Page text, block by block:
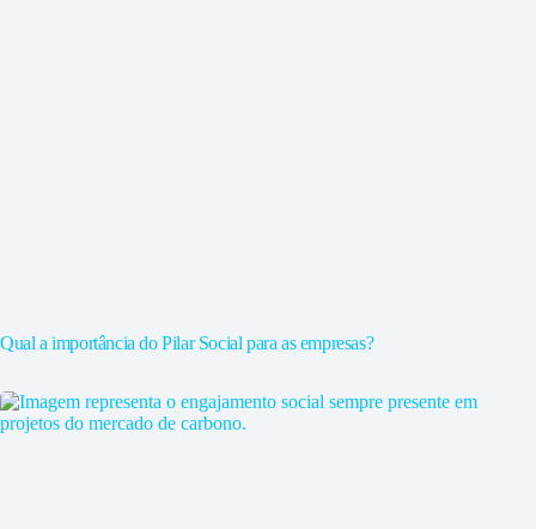
Qual a importância do Pilar Social para as empresas?